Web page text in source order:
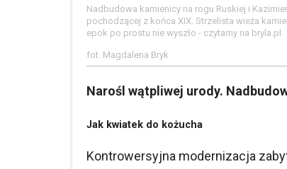
Nadbudowa kamienicy na rogu Ruskiej i
pochodzącej z końca XIX. Strzelista wieża
epok po prostu nie wyszło - czytamy na bryla.pl
fot. Magdalena Bryk
Narośl wątpliwej urody.
Jak kwiatek do kożucha
Kontrowersyjna modernizacja